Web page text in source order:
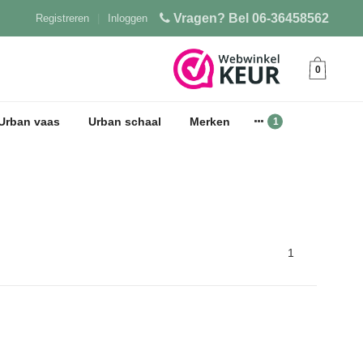
Vragen? Bel 06-36458562
Inloggen
Registreren
0
vaas Urban schaal Merken
1